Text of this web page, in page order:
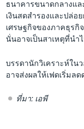
ธนาคารขนาดกลางแล
เงินสดสำรองและปล่อ
เศรษฐกิจของภาคธุรกิ
นั่นอาจเป็นสาเหตุที่นำ
บรรดานักวิเคราะห์ใน
อาจส่งผลให้เฟดเริ่มล
ที่มา: เอพี